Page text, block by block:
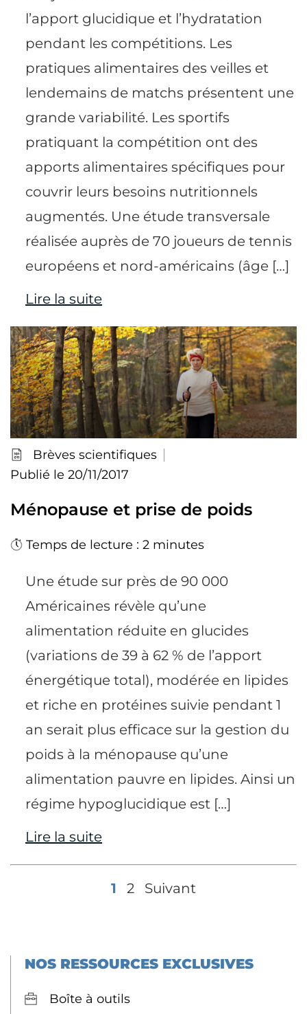
l’apport glucidique et l’hydratation
pendant les compétitions. Les
pratiques alimentaires des veilles et
lendemains de matchs présentent une
grande variabilité. Les sportifs
pratiquant la compétition ont des
apports alimentaires spécifiques pour
couvrir leurs besoins nutritionnels
augmentés. Une étude transversale
réalisée auprès de 70 joueurs de tennis
européens et nord-américains (âge […]
Lire la suite
Brèves scientifiques
Publié le 20/11/2017
Ménopause et prise de poids
Temps de lecture : 2 minutes
Une étude sur près de 90 000
Américaines révèle qu’une
alimentation réduite en glucides
(variations de 39 à 62 % de l’apport
énergétique total), modérée en lipides
et riche en protéines suivie pendant 1
an serait plus efficace sur la gestion du
poids à la ménopause qu’une
alimentation pauvre en lipides. Ainsi un
régime hypoglucidique est […]
Lire la suite
1 2 Suivant
NOS RESSOURCES EXCLUSIVES
Boîte à outils